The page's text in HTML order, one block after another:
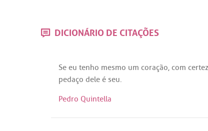
DICIONÁRIO DE CITAÇÕES
Se eu tenho mesmo um coração, com
pedaço dele é seu.
Pedro Quintella